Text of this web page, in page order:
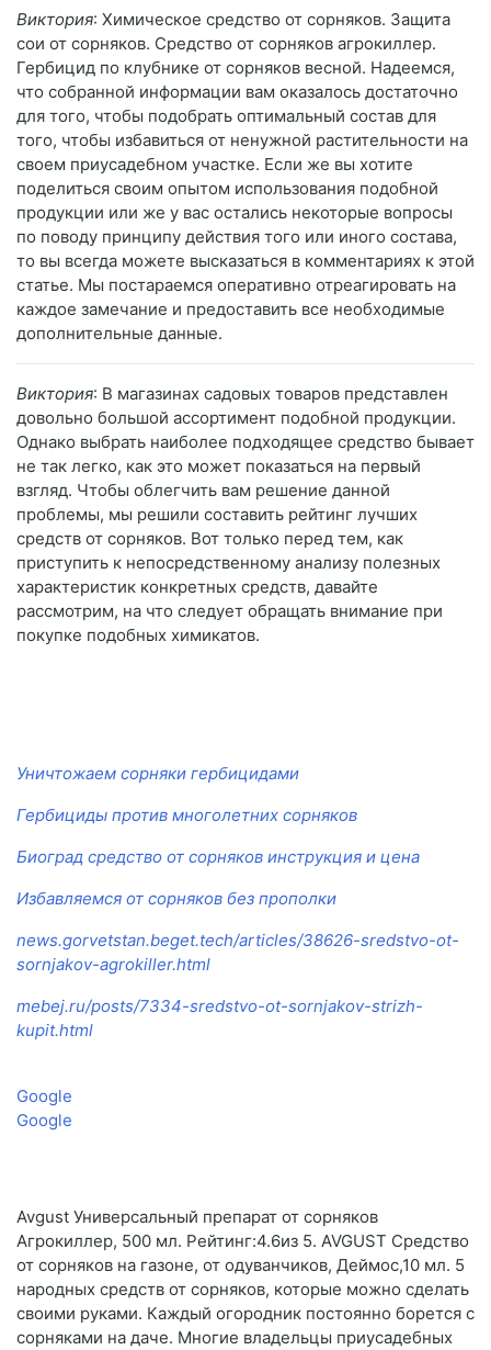
Виктория: Химическое средство от сорняков. Защита
сои от сорняков. Средство от сорняков агрокиллер.
Гербицид по клубнике от сорняков весной. Надеемся,
что собранной информации вам оказалось достаточно
для того, чтобы подобрать оптимальный состав для
того, чтобы избавиться от ненужной растительности на
своем приусадебном участке. Если же вы хотите
поделиться своим опытом использования подобной
продукции или же у вас остались некоторые вопросы
по поводу принципу действия того или иного состава,
то вы всегда можете высказаться в комментариях к этой
статье. Мы постараемся оперативно отреагировать на
каждое замечание и предоставить все необходимые
дополнительные данные.
Виктория: В магазинах садовых товаров представлен
довольно большой ассортимент подобной продукции.
Однако выбрать наиболее подходящее средство бывает
не так легко, как это может показаться на первый
взгляд. Чтобы облегчить вам решение данной
проблемы, мы решили составить рейтинг лучших
средств от сорняков. Вот только перед тем, как
приступить к непосредственному анализу полезных
характеристик конкретных средств, давайте
рассмотрим, на что следует обращать внимание при
покупке подобных химикатов.
Уничтожаем сорняки гербицидами
Гербициды против многолетних сорняков
Биоград средство от сорняков инструкция и цена
Избавляемся от сорняков без прополки
news.gorvetstan.beget.tech/articles/38626-sredstvo-ot-
sornjakov-agrokiller.html
mebej.ru/posts/7334-sredstvo-ot-sornjakov-strizh-
kupit.html
Google
Google
Avgust Универсальный препарат от сорняков
Агрокиллер, 500 мл. Рейтинг:4.6из 5. AVGUST Средство
от сорняков на газоне, от одуванчиков, Деймос,10 мл. 5
народных средств от сорняков, которые можно сделать
своими руками. Каждый огородник постоянно борется с
сорняками на даче. Многие владельцы приусадебных